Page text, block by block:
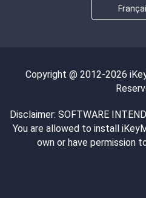
Copyright @ 2012-2026
Disclaimer: SOFTWARE
You are allowed to install
own or have permission